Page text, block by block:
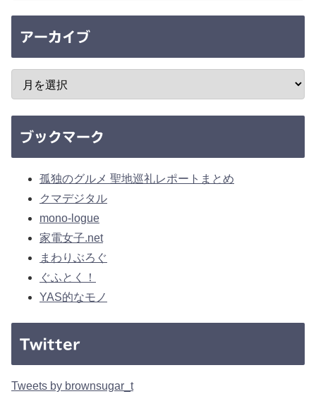
アーカイブ
ブックマーク
孤独のグルメ 聖地巡礼レポートまとめ
クマデジタル
mono-logue
家電女子.net
まわりぶろぐ
ぐふとく！
YAS的なモノ
Twitter
Tweets by brownsugar_t